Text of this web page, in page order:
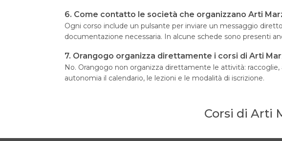
6. Come contatto le società che organizzano Arti
Ogni corso include un pulsante per inviare un messaggio
documentazione necessaria. In alcune schede sono presenti
7. Orangogo organizza direttamente i corsi di Arti
No. Orangogo non organizza direttamente le attività:
autonomia il calendario, le lezioni e le modalità di iscrizione.
Corsi di Arti